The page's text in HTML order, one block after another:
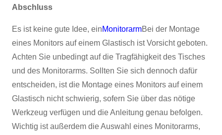
Abschluss
Es ist keine gute Idee, einMonitorarmBei der Montage
eines Monitors auf einem Glastisch ist Vorsicht geboten.
Achten Sie unbedingt auf die Tragfähigkeit des Tisches
und des Monitorarms. Sollten Sie sich dennoch dafür
entscheiden, ist die Montage eines Monitors auf einem
Glastisch nicht schwierig, sofern Sie über das nötige
Werkzeug verfügen und die Anleitung genau befolgen.
Wichtig ist außerdem die Auswahl eines Monitorarms,